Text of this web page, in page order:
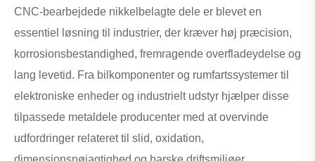
CNC-bearbejdede nikkelbelagte dele er blevet en
essentiel løsning til industrier, der kræver høj præcision,
korrosionsbestandighed, fremragende overfladeydelse og
lang levetid. Fra bilkomponenter og rumfartssystemer til
elektroniske enheder og industrielt udstyr hjælper disse
tilpassede metaldele producenter med at overvinde
udfordringer relateret til slid, oxidation,